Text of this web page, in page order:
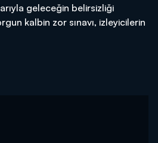
geleceğin belirsizliği
kalbin zor sınavı, izleyicilerin